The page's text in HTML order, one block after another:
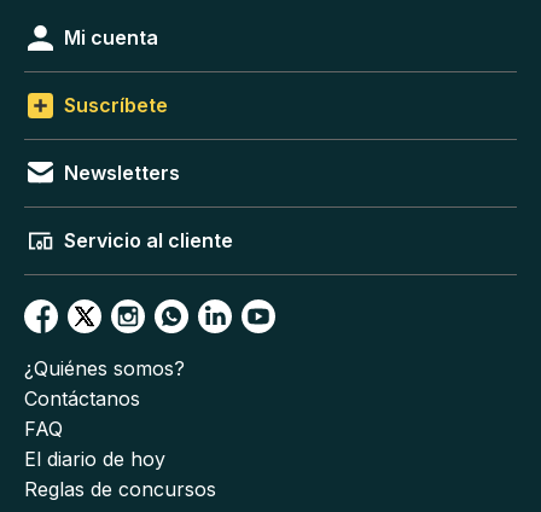
Mi cuenta
Suscríbete
Newsletters
Servicio al cliente
¿Quiénes somos?
Contáctanos
FAQ
El diario de hoy
Reglas de concursos